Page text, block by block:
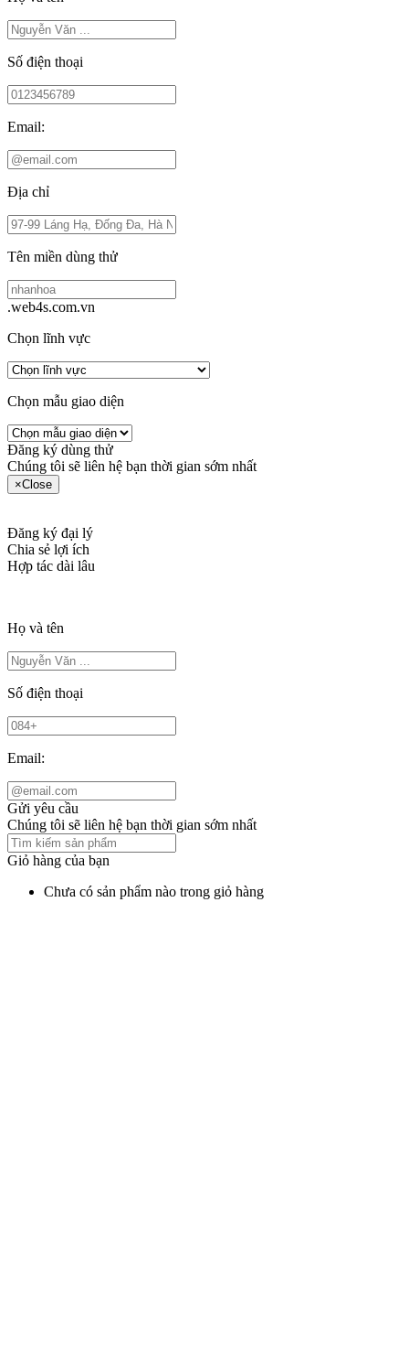
Số điện thoại
Email:
Địa chỉ
Tên miền dùng thử
.web4s.com.vn
Chọn lĩnh vực
Chọn mẫu giao diện
Đăng ký dùng thử
Chúng tôi sẽ liên hệ bạn thời gian sớm nhất
×Close
Đăng ký đại lý
Chia sẻ lợi ích
Hợp tác dài lâu
Họ và tên
Số điện thoại
Email:
Gửi yêu cầu
Chúng tôi sẽ liên hệ bạn thời gian sớm nhất
Giỏ hàng của bạn
Chưa có sản phẩm nào trong giỏ hàng